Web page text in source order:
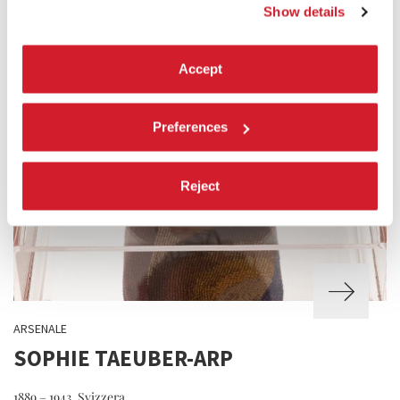
Show details
Accept
Preferences
Reject
ARSENALE
SOPHIE TAEUBER-ARP